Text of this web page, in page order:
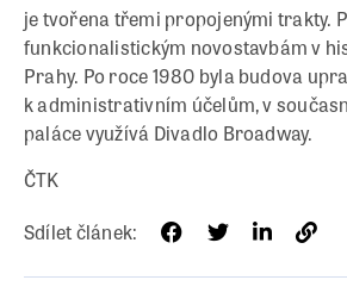
je tvořena třemi propojenými trakty.
funkcionalistickým novostavbám v
Prahy. Po roce 1980 byla budova
k administrativním účelům, v
paláce využívá Divadlo Broadway.
ČTK
Sdílet článek: